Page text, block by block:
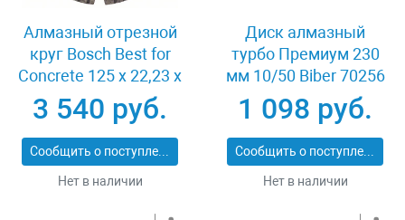
Алмазный отрезной
круг Bosch Best for
Concrete 125 x 22,23 x
2,2 x 12 mm
3 540 руб.
Сообщить о поступлении
Нет в наличии
Диск алмазный
турбо Премиум 230
мм 10/50 Biber 70256
1 098 руб.
Сообщить о поступлении
Нет в наличии